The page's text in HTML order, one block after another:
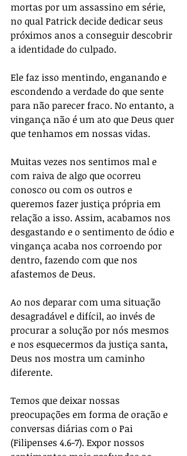
mortas por um assassino em série,
no qual Patrick decide dedicar seus
próximos anos a conseguir descobrir
a identidade do culpado.
Ele faz isso mentindo, enganando e
escondendo a verdade do que sente
para não parecer fraco. No entanto, a
vingança não é um ato que Deus quer
que tenhamos em nossas vidas.
Muitas vezes nos sentimos mal e
com raiva de algo que ocorreu
conosco ou com os outros e
queremos fazer justiça própria em
relação a isso. Assim, acabamos nos
desgastando e o sentimento de ódio e
vingança acaba nos corroendo por
dentro, fazendo com que nos
afastemos de Deus.
Ao nos deparar com uma situação
desagradável e difícil, ao invés de
procurar a solução por nós mesmos
e nos esquecermos da justiça santa,
Deus nos mostra um caminho
diferente.
Temos que deixar nossas
preocupações em forma de oração e
conversas diárias com o Pai
(Filipenses 4.6-7). Expor nossos